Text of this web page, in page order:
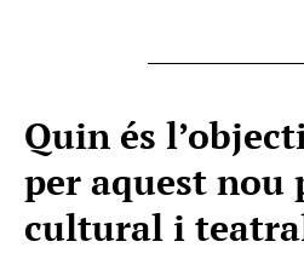
Quin és
per aquest nou
cultural i